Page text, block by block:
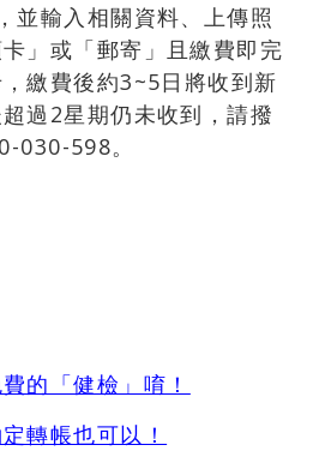
並輸入相關資料、上傳照
」或「郵寄」且繳費即完
繳費後約3~5日將收到新
過2星期仍未收到，請撥
030-598。
的「健檢」唷！
轉帳也可以！